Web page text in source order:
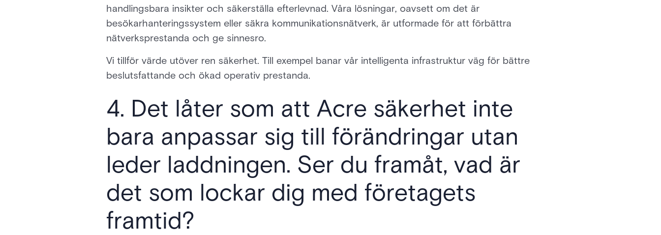
handlingsbara insikter och säkerställa efterlevnad. Våra lösningar, oavsett om det är
besökarhanteringssystem eller säkra kommunikationsnätverk, är utformade för att förbättra
nätverksprestanda och ge sinnesro.
Vi tillför värde utöver ren säkerhet. Till exempel banar vår intelligenta infrastruktur väg för bättre
beslutsfattande och ökad operativ prestanda.
4. Det låter som att Acre säkerhet inte
bara anpassar sig till förändringar utan
leder laddningen. Ser du framåt, vad är
det som lockar dig med företagets
framtid?